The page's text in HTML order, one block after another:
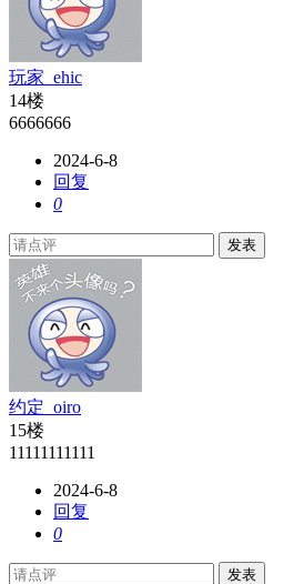
玩家_ehic
14楼
6666666
2024-6-8
回复
0
发表
约定_oiro
15楼
11111111111
2024-6-8
回复
0
发表